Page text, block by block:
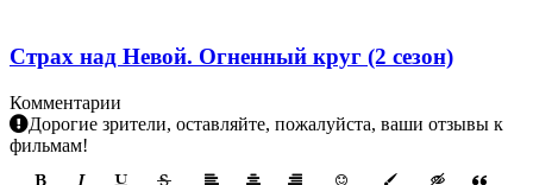
Страх над Невой. Огненный круг (2 сезон)
Комментарии
Дорогие зрители, оставляйте, пожалуйста, ваши отзывы к
фильмам!